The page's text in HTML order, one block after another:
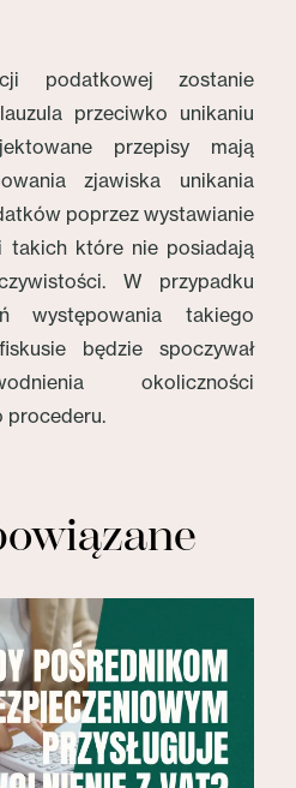
podatkowej zostanie
przeciwko unikaniu
przepisy mają
zjawiska unikania
poprzez wystawianie
takich które nie posiadają
W przypadku
występowania takiego
będzie spoczywał
okoliczności
procederu.